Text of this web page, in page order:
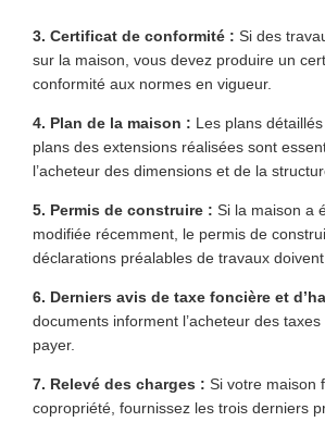
3. Certificat de conformité : Si des
sur la maison, vous devez produire un
conformité aux normes en vigueur.
4. Plan de la maison : Les plans
plans des extensions réalisées sont
l’acheteur des dimensions et de la
5. Permis de construire : Si la maison a
modifiée récemment, le permis de
déclarations préalables de travaux
6. Derniers avis de taxe foncière et
documents informent l’acheteur des taxes
payer.
7. Relevé des charges : Si votre maison
copropriété, fournissez les trois derniers